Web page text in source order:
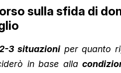
sulla sfida di
3 situazioni per quanto
in base alla